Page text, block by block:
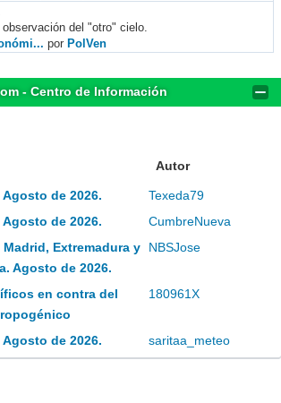
del "otro" cielo.
por PolVen
- Centro de Información
Autor
de 2026.
Texeda79
de 2026.
CumbreNueva
Extremadura y
Agosto de 2026.
NBSJose
en contra del
180961X
de 2026. saritaa_meteo